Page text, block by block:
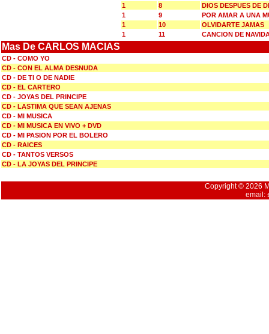
1
8
DIOS DESPUES DE
1
9
POR AMAR A UNA
1
10
OLVIDARTE JAMAS
1
11 CANCION DE
Mas De CARLOS MACIAS
CD - COMO YO
CD - CON EL ALMA DESNUDA
CD - DE TI O DE NADIE
CD - EL CARTERO
CD - JOYAS DEL PRINCIPE
CD - LASTIMA QUE SEAN AJENAS
CD - MI MUSICA
CD - MI MUSICA EN VIVO + DVD
CD - MI PASION POR EL BOLERO
CD - RAICES
CD - TANTOS VERSOS
CD - LA JOYAS DEL PRINCIPE
Copyright © 2026
email: